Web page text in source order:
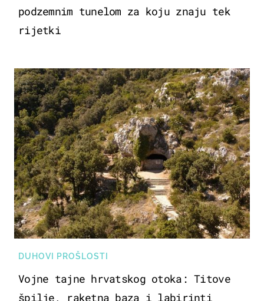
podzemnim tunelom za koju znaju tek
rijetki
DUHOVI PROŠLOSTI
Vojne tajne hrvatskog otoka: Titove
špilje, raketna baza i labirinti